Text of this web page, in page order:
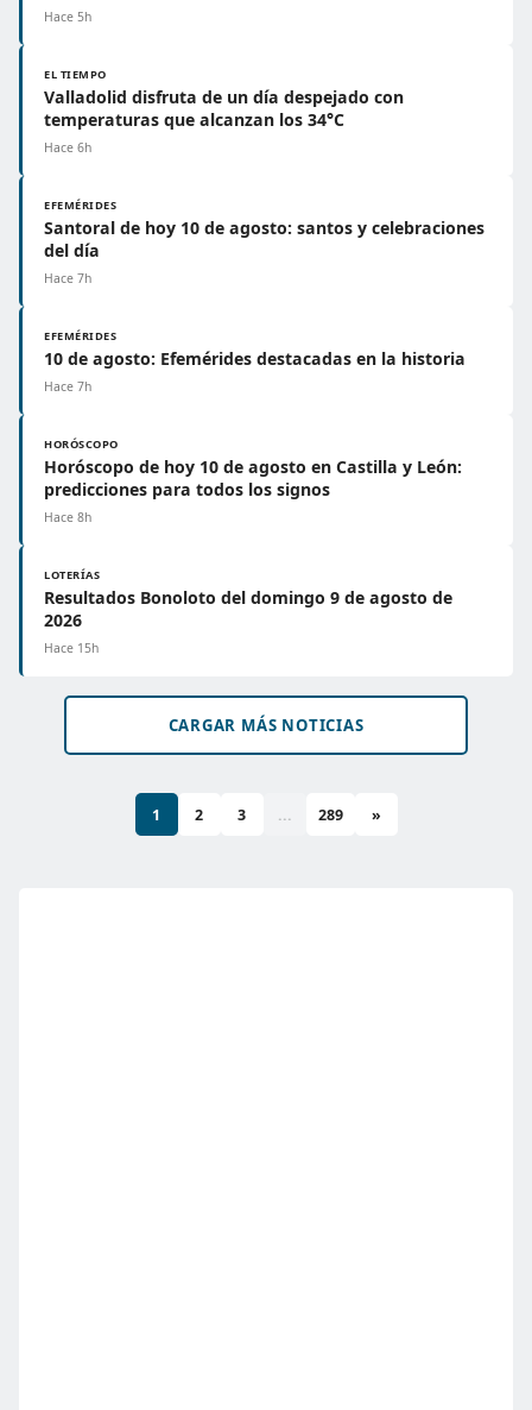
Hace 5h
EL TIEMPO
Valladolid disfruta de un día despejado con
temperaturas que alcanzan los 34°C
Hace 6h
EFEMÉRIDES
Santoral de hoy 10 de agosto: santos y celebraciones
del día
Hace 7h
EFEMÉRIDES
10 de agosto: Efemérides destacadas en la historia
Hace 7h
HORÓSCOPO
Horóscopo de hoy 10 de agosto en Castilla y León:
predicciones para todos los signos
Hace 8h
LOTERÍAS
Resultados Bonoloto del domingo 9 de agosto de
2026
Hace 15h
CARGAR MÁS NOTICIAS
1 2 3 ... 289 »